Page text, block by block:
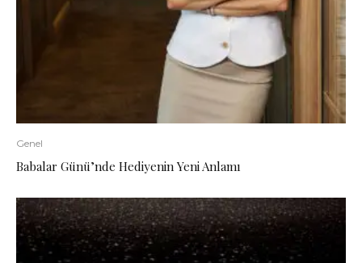
Genel
Babalar Günü’nde Hediyenin Yeni Anlamı